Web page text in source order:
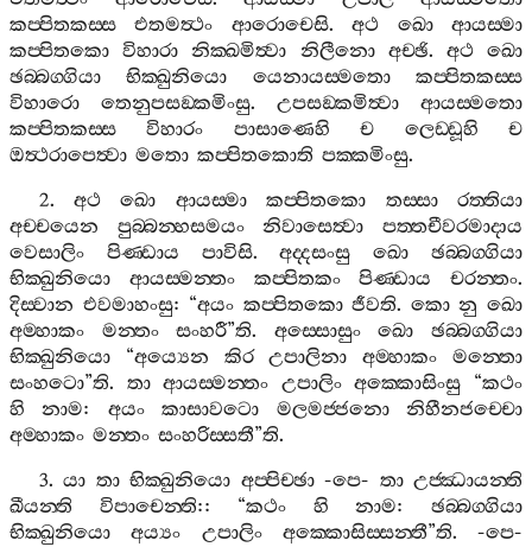
කප‍්පිතකස‍්ස
එතමත්‍ථං ආරොචෙසි.අථ ඛො
ආයස‍්මා
කප‍්පිතකො විහාරා නික‍්ඛමිත්‍වා නිලීනො අච‍්ඡි. අථ ඛො
ඡබ‍්බග‍්ගියා
භික‍්ඛුනියො යෙනායස‍්මතො
කප‍්පිතකස‍්ස
විහාරො
තෙනුපසඞ‍්කමිංසු. උපසඞ‍්කමිත්‍වා
ආයස‍්මතො
කප‍්පිතකස‍්ස
විහාරං පාසාණෙහි ච ලෙඩ‍්ඩූහි
ච
ඔත්‍ථරාපෙත්‍වා මතො කප‍්පිතකොති පක‍්කමිංසු.
2.අථ ඛො ආයස‍්මා කප‍්පිතකො තස‍්සා
රත‍්තියා
අච‍්චයෙන
පුබ‍්බන‍්හසමයං නිවාසෙත්‍වා
පත‍්තචීවරමාදාය
වෙසාලිං
පිණ‍්ඩාය පාවිසි.අද‍්දසංසු ඛො
ඡබ‍්බග‍්ගියා
භික‍්ඛුනියො
ආයස‍්මන‍්තං කප‍්පිතකං පිණ‍්ඩාය චරන‍්තං.
දිස‍්වාන එවමාහංසු: “අයං කප‍්පිතකො ජීවති. කො නු ඛො
අම‍්හාකං
මන‍්තං සංහරී”ති. අස‍්සොසුං ඛො
ඡබ‍්බග‍්ගියා
භික‍්ඛුනියො “අය්‍යෙන කිර උපාලිනා අම‍්හාකං
මන‍්තො
සංහටො”ති. තා ආයස‍්මන‍්තං උපාලිං අක‍්කොසිංසු “කථං
හි
නාම: අයං කාසාවටො මලමජ‍්ජනො
නිහීනජච‍්චො
අම‍්හාකං මන‍්තං සංහරිස‍්සතී”ති.
3.යා තා භික‍්ඛුනියො අප‍්පිච‍්ඡා-පෙ- තා උජ‍්ඣායන‍්ති
ඛීයන‍්ති
විපාචෙන‍්ති:: “කථං හි නාම:ඡබ‍්බග‍්ගියා
භික‍්ඛුනියො
අය්‍යං උපාලිං අක‍්කොසිස‍්සන‍්තී”ති. -පෙ-